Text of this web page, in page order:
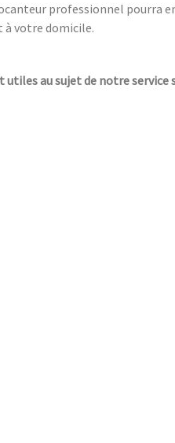
professionnel
à votre domicile.
au sujet de notre service